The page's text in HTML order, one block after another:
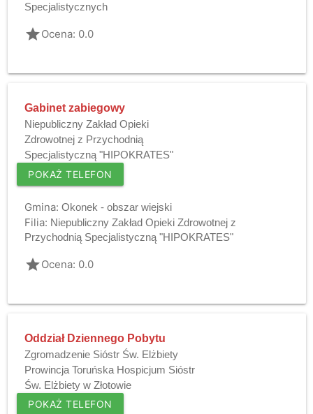
Specjalistycznych
gradeOcena: 0.0
Gabinet zabiegowy
Niepubliczny Zakład Opieki
Zdrowotnej z Przychodnią
Specjalistyczną "HIPOKRATES"
POKAŻ TELEFON
Gmina: Okonek - obszar wiejski
Filia: Niepubliczny Zakład Opieki Zdrowotnej z
Przychodnią Specjalistyczną "HIPOKRATES"
gradeOcena: 0.0
Oddział Dziennego Pobytu
Zgromadzenie Sióstr Św. Elżbiety
Prowincja Toruńska Hospicjum Sióstr
Św. Elżbiety w Złotowie
POKAŻ TELEFON